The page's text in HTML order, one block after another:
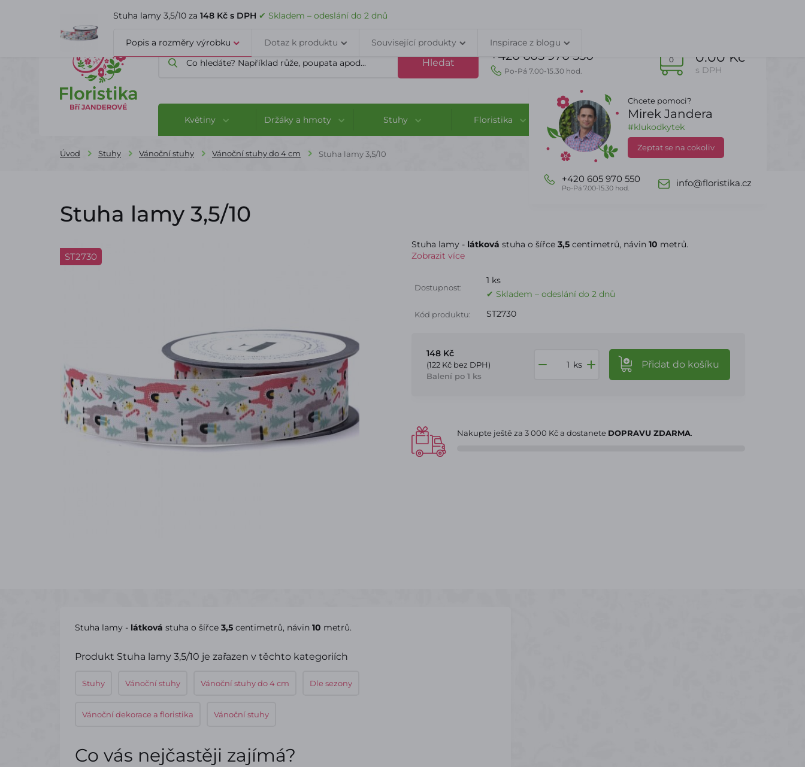
ÚVOD O FIRMĚ BLOG VELKOOBCHOD DOPRAVA A PLATBA
Hledat +420 605 970 550
Po-Pá 7.00-15.30 hod.
0 0.00 Kč
s DPH
Květiny Držáky a hmoty Stuhy Floristika Dle sezony DealZone
Úvod Stuhy Vánoční stuhy Vánoční stuhy do 4 cm Stuha lamy 3,5/10
Stuha lamy 3,5/10
ST2730
Stuha lamy - látková stuha o šířce 3,5 centimetrů, návin 10 metrů.
Zobrazit více
Dostupnost:
1 ks
✔ Skladem – odeslání do 2 dnů
Kód produktu: ST2730
148 Kč
(122 Kč bez DPH)
Balení po 1 ks
ks Přidat do košíku
Nakupte ještě za 3 000 Kča dostanete DOPRAVU ZDARMA.
Stuha lamy 3,5/10 za 148 Kč s DPH ✔ Skladem – odeslání do 2 dnů
Popis a rozměry výrobku Dotaz k produktu Související produkty Inspirace z blogu
Stuha lamy - látková stuha o šířce 3,5 centimetrů, návin 10 metrů.
Produkt Stuha lamy 3,5/10 je zařazen v těchto kategoriích
Stuhy Vánoční stuhy Vánoční stuhy do 4 cm Dle sezony
Vánoční dekorace a floristika Vánoční stuhy
Co vás nejčastěji zajímá?
Chcete pomoci?
Mirek Jandera
#klukodkytek
Zeptat se na cokoliv
+420 605 970 550
Po-Pá 7.00-15.30 hod. info@floristika.cz